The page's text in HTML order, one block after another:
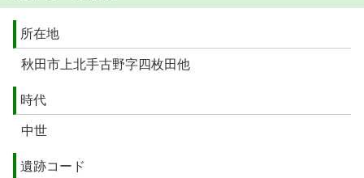
所在地
秋田市上北手古野字四枚田他
時代
中世
遺跡コード